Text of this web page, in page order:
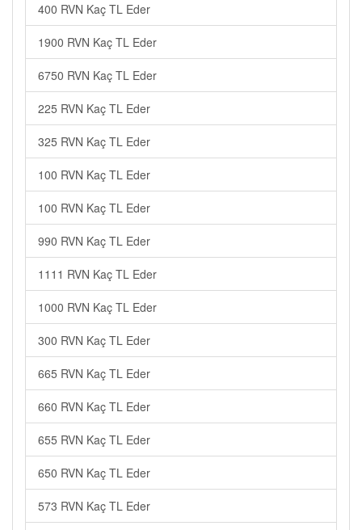
400 RVN Kaç TL Eder
1900 RVN Kaç TL Eder
6750 RVN Kaç TL Eder
225 RVN Kaç TL Eder
325 RVN Kaç TL Eder
100 RVN Kaç TL Eder
100 RVN Kaç TL Eder
990 RVN Kaç TL Eder
1111 RVN Kaç TL Eder
1000 RVN Kaç TL Eder
300 RVN Kaç TL Eder
665 RVN Kaç TL Eder
660 RVN Kaç TL Eder
655 RVN Kaç TL Eder
650 RVN Kaç TL Eder
573 RVN Kaç TL Eder